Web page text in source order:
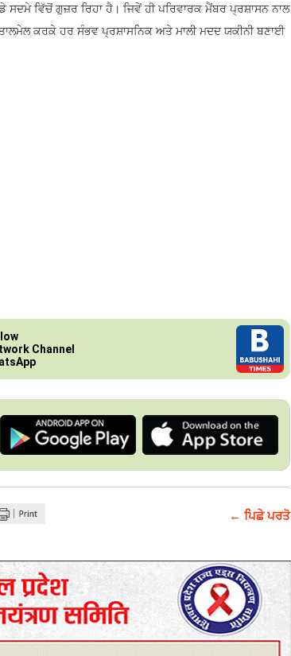
ਸਦਮੇ ਵਿੱਚੋਂ ਗੁਜ਼ਰ ਰਿਹਾ ਹੈ। ਜਿਵੇਂ ਹੀ ਪਰਿਵਾਰਕ ਮੈਂਬਰ ਪ੍ਰਸ਼ਾਸਨ ਨਾਲ
ਕਰਕੇ ਹਰ ਸੰਭਵ ਪ੍ਰਸ਼ਾਸਨਿਕ ਅਤੇ ਮਾਲੀ ਮਦਦ ਯਕੀਨੀ ਬਣਾਈ
Channel
← ਪਿਛੇ ਪਰਤੋ